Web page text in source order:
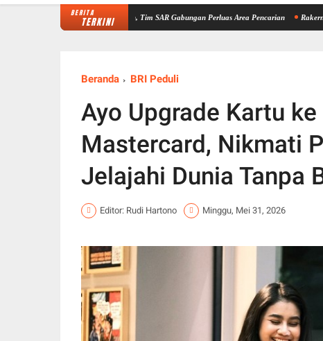
BERITA
TERKINI
di Sungai Nalo Tantan, Tim SAR Gabungan Perluas Area Pencarian Rakernis
Beranda BRI Peduli
Ayo Upgrade Kartu
Mastercard, Nikmati
Jelajahi Dunia Tanpa
Editor: Rudi Hartono Minggu, Mei 31, 2026